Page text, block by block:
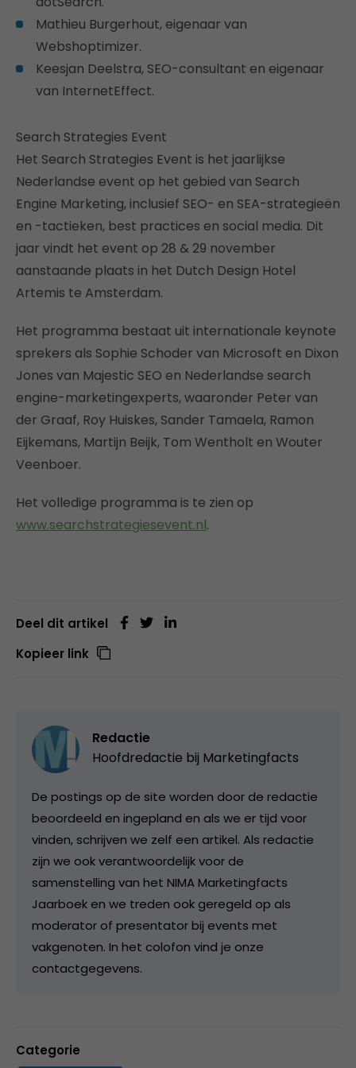
Mathieu Burgerhout, eigenaar van
Webshoptimizer.
Keesjan Deelstra, SEO-consultant en eigenaar
van InternetEffect.
Search Strategies Event
Het Search Strategies Event is het jaarlijkse
Nederlandse event op het gebied van Search
Engine Marketing, inclusief SEO- en SEA-strategieën
en -tactieken, best practices en social media. Dit
jaar vindt het event op 28 & 29 november
aanstaande plaats in het Dutch Design Hotel
Artemis te Amsterdam.
Het programma bestaat uit internationale keynote
sprekers als Sophie Schoder van Microsoft en Dixon
Jones van Majestic SEO en Nederlandse search
engine-marketingexperts, waaronder Peter van
der Graaf, Roy Huiskes, Sander Tamaela, Ramon
Eijkemans, Martijn Beijk, Tom Wentholt en Wouter
Veenboer.
Het volledige programma is te zien op
www.searchstrategiesevent.nl.
Deel dit artikel
Kopieer link
Redactie
Hoofdredactie bij Marketingfacts
De postings op de site worden door de redactie
beoordeeld en ingepland en als we er tijd voor
vinden, schrijven we zelf een artikel. Als redactie
zijn we ook verantwoordelijk voor de
samenstelling van het NIMA Marketingfacts
Jaarboek en we treden ook geregeld op als
moderator of presentator bij events met
vakgenoten. In het colofon vind je onze
contactgegevens.
Categorie